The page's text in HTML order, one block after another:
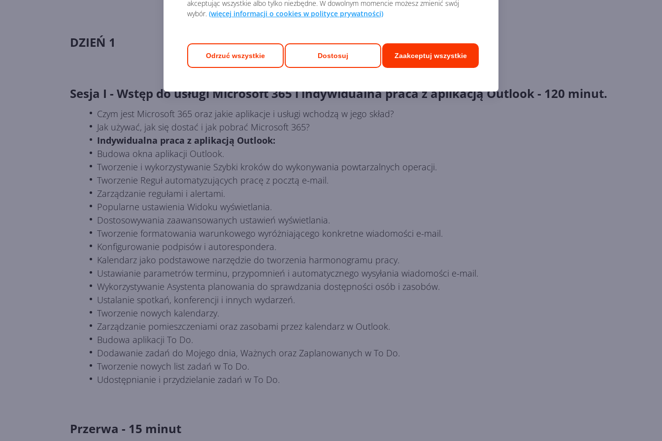
akceptując wszystkie albo tylko niezbędne. W dowolnym momencie możesz zmienić swój
wybór. (więcej informacji o cookies w polityce prywatności)
Odrzuć wszystkie Dostosuj Zaakceptuj wszystkie
DZIEŃ 1
Sesja I - Wstęp do usługi Microsoft 365 i indywidualna praca z aplikacją Outlook - 120 minut.
Czym jest Microsoft 365 oraz jakie aplikacje i usługi wchodzą w jego skład?
Jak używać, jak się dostać i jak pobrać Microsoft 365?
Indywidualna praca z aplikacją Outlook:
Budowa okna aplikacji Outlook.
Tworzenie i wykorzystywanie Szybki kroków do wykonywania powtarzalnych operacji.
Tworzenie Reguł automatyzujących pracę z pocztą e-mail.
Zarządzanie regułami i alertami.
Popularne ustawienia Widoku wyświetlania.
Dostosowywania zaawansowanych ustawień wyświetlania.
Tworzenie formatowania warunkowego wyróżniającego konkretne wiadomości e-mail.
Konfigurowanie podpisów i autorespondera.
Kalendarz jako podstawowe narzędzie do tworzenia harmonogramu pracy.
Ustawianie parametrów terminu, przypomnień i automatycznego wysyłania wiadomości e-mail.
Wykorzystywanie Asystenta planowania do sprawdzania dostępności osób i zasobów.
Ustalanie spotkań, konferencji i innych wydarzeń.
Tworzenie nowych kalendarzy.
Zarządzanie pomieszczeniami oraz zasobami przez kalendarz w Outlook.
Budowa aplikacji To Do.
Dodawanie zadań do Mojego dnia, Ważnych oraz Zaplanowanych w To Do.
Tworzenie nowych list zadań w To Do.
Udostępnianie i przydzielanie zadań w To Do.
Przerwa - 15 minut